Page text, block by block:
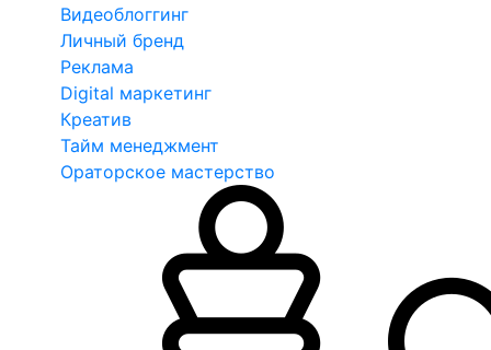
Видеоблоггинг
Личный бренд
Реклама
Digital маркетинг
Креатив
Тайм менеджмент
Ораторское мастерство